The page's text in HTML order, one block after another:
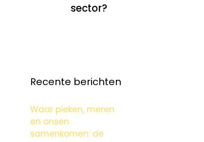
sector?
Recente berichten
Waar pieken, meren
en onsen
samenkomen: de